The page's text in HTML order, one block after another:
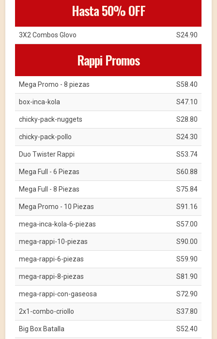
Hasta 50% OFF
3X2 Combos Glovo S24.90
Rappi Promos
Mega Promo - 8 piezas S58.40
box-inca-kola S47.10
chicky-pack-nuggets S28.80
chicky-pack-pollo S24.30
Duo Twister Rappi S53.74
Mega Full - 6 Piezas S60.88
Mega Full - 8 Piezas S75.84
Mega Promo - 10 Piezas S91.16
mega-inca-kola-6-piezas S57.00
mega-rappi-10-piezas S90.00
mega-rappi-6-piezas S59.90
mega-rappi-8-piezas S81.90
mega-rappi-con-gaseosa S72.90
2x1-combo-criollo S37.80
Big Box Batalla S52.40